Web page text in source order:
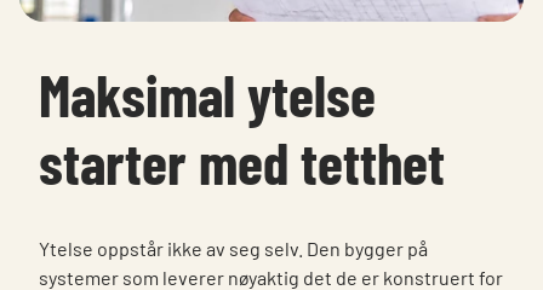
Maksimal ytelse
starter med tetthet
Ytelse oppstår ikke av seg selv. Den bygger på
systemer som leverer nøyaktig det de er konstruert for